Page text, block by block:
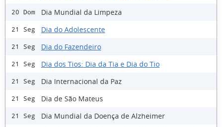
20 Dom Dia Mundial da Limpeza
21 Seg Dia do Adolescente
21 Seg Dia do Fazendeiro
21 Seg Dia dos Tios: Dia da Tia e Dia do Tio
21 Seg Dia Internacional da Paz
21 Seg Dia de São Mateus
21 Seg Dia Mundial da Doença de Alzheimer